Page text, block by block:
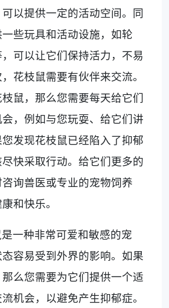
以提供一定的活动空间。同
些玩具和活动设施，如轮
可以让它们保持活力，不易
花枝鼠需要有伙伴来交流。
鼠，那么您需要每天给它们
，例如与您玩耍、给它们讲
发现花枝鼠已经陷入了抑郁
快采取行动。给它们更多的
询兽医或专业的宠物饲养
和快乐。
一种非常可爱和敏感的宠
容易受到外界的影响。如果
么您需要为它们提供一个适
机会，以避免产生抑郁症。